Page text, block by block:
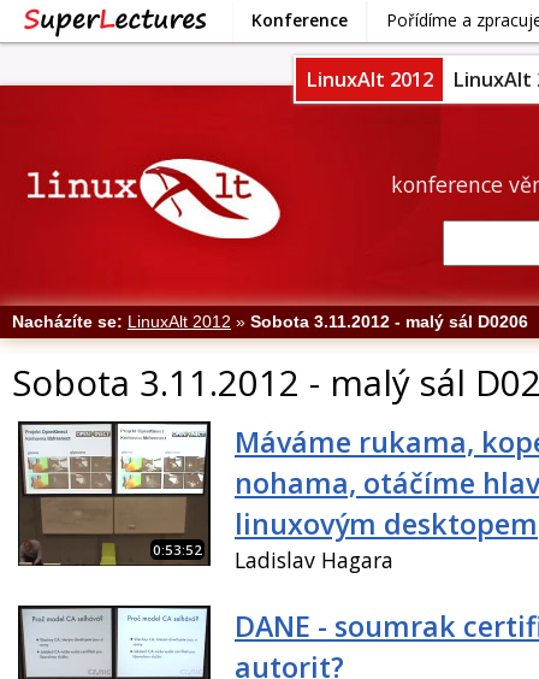
Konference Pořídíme a
LinuxAlt 2012 LinuxAlt
konference
Nacházíte se: LinuxAlt 2012 » Sobota 3.11.2012 - malý sál D0206
Sobota 3.11.2012 - malý sál
0:53:52
Máváme rukama,
nohama, otáčíme
linuxovým desktopem
Ladislav Hagara
DANE - soumrak
autorit?